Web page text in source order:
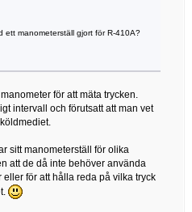
ett manometerställ gjort för R-410A?
för att mäta trycken.
intervall och förutsatt att man vet
sitt manometerställ för olika
att de då inte behöver använda
för att hålla reda på vilka tryck